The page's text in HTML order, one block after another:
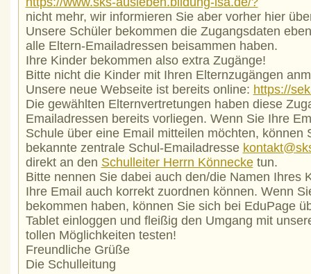
nicht mehr, wir informieren Sie aber vorher hier
Unsere Schüler bekommen die Zugangsdaten
alle Eltern-Emailadressen beisammen haben.
Ihre Kinder bekommen also extra Zugänge!
Bitte nicht die Kinder mit Ihren Elternzugängen
Unsere neue Webseite ist bereits online: https://
Die gewählten Elternvertretungen haben diese
Emailadressen bereits vorliegen. Wenn Sie Ihre
Schule über eine Email mitteilen möchten, können
bekannte zentrale Schul-Emailadresse
direkt an den Schulleiter Herrn Könnecketun.
Bitte nennen Sie dabei auch den/die Namen Ihres
Ihre Email auch korrekt zuordnen können. Wenn
bekommen haben, können Sie sich bei EduPage
Tablet einloggen und fleißig den Umgang mit
tollen Möglichkeiten testen!
Freundliche Grüße
Die Schulleitung